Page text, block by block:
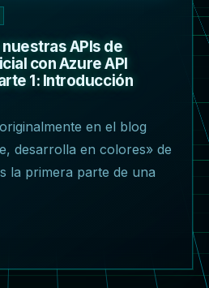
APIs de
con Azure API
1: Introducción
en el blog
desarrolla en colores» de
la primera parte de una